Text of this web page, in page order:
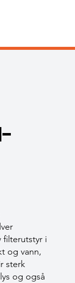
filterutstyr i
og vann,
sterk
og også